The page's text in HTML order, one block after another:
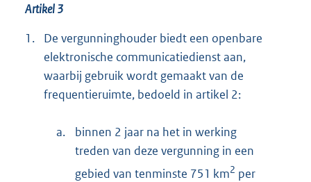
Artikel 3
1.
De vergunninghouder biedt een openbare
elektronische communicatiedienst aan,
waarbij gebruik wordt gemaakt van de
frequentieruimte, bedoeld in artikel 2:
a.
binnen 2 jaar na het in werking
treden van deze vergunning in een
gebied van tenminste 751 km2 per